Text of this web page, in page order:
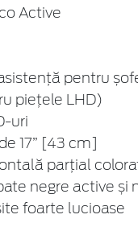
Active
pentru
piețele LHD)
uri
17” [43 cm]
parțial
negre active și
foarte lucioase